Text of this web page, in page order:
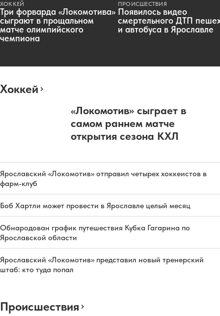
ХОККЕЙ
Три форварда «Локомотива»
сыграют в прощальном
матче олимпийского
чемпиона
ПРОИСШЕСТВИЯ
Появилось видео
смертельного ДТП
и автобуса в Ярославле
Хоккей
«Локомотив» сыграет в
самом раннем матче
открытия сезона КХЛ
Ярославский «Локомотив» отправил четырех хоккеистов в
фарм-клуб
Боб Хартли может провести в Ярославле целый месяц
Обнародован график путешествия Кубка Гагарина по
Ярославской области
Ярославский «Локомотив» представил новый тренерский
штаб: кто туда попал
Происшествия